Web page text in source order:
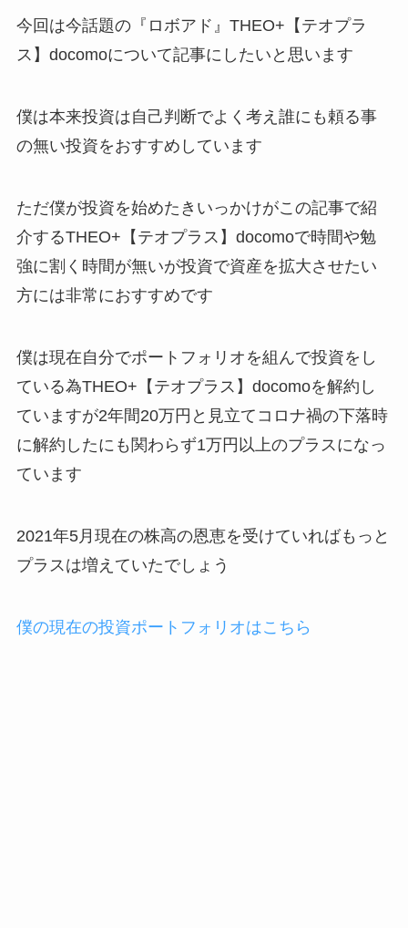
今回は今話題の『ロボアド』 THEO+【テオプラ
ス】docomoについて記事にしたいと思います
僕は本来投資は自己判断でよく考え誰にも頼る事
の無い投資をおすすめしています
ただ僕が投資を始めたきいっかけがこの記事で紹
介するTHEO+【テオプラス】docomoで時間や勉
強に割く時間が無いが投資で資産を拡大させたい
方には非常におすすめです
僕は現在自分でポートフォリオを組んで投資をし
ている為THEO+【テオプラス】docomoを解約し
ていますが2年間20万円と見立てコロナ禍の下落時
に解約したにも関わらず1万円以上のプラスになっ
ています
2021年5月現在の株高の恩恵を受けていればもっと
プラスは増えていたでしょう
僕の現在の投資ポートフォリオはこちら